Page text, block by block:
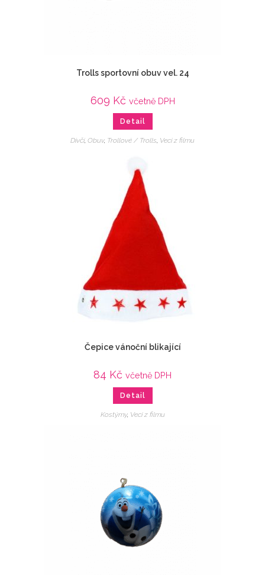
Trolls sportovní obuv vel. 24
609 Kč včetně DPH
Detail
Dívčí, Obuv, Trollové / Trolls, Veci z filmu
Čepice vánoční blikající
84 Kč včetně DPH
Detail
Kostýmy, Veci z filmu